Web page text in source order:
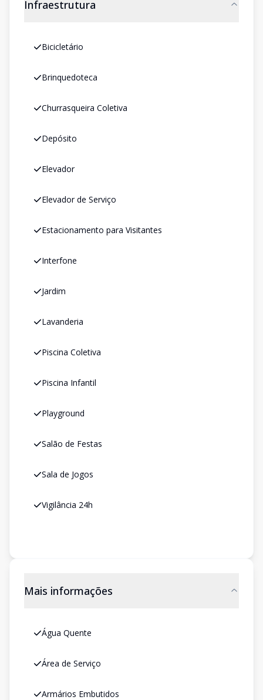
Infraestrutura
Bicicletário
Brinquedoteca
Churrasqueira Coletiva
Depósito
Elevador
Elevador de Serviço
Estacionamento para Visitantes
Interfone
Jardim
Lavanderia
Piscina Coletiva
Piscina Infantil
Playground
Salão de Festas
Sala de Jogos
Vigilância 24h
Mais informações
Água Quente
Área de Serviço
Armários Embutidos